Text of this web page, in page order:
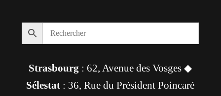
Strasbourg : 62, Avenue des Vosges ◆
Sélestat : 36, Rue du Président Poincaré